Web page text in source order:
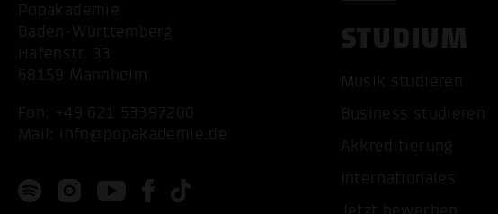
Popakademie
Baden-Württemberg
Hafenstr. 33
68159 Mannheim
Fon: +49 621 53397200
Mail: info@popakademie.de
STUDIUM
Musik studieren
Business studieren
Akkreditierung
Internationales